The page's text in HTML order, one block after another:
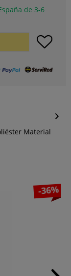
de 3-6
Material
-36%